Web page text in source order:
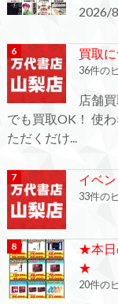
買取
36件の
店舗
でも買取OK！ 使
ただくだけ...
イベ
33件の
★本日
★
20件の